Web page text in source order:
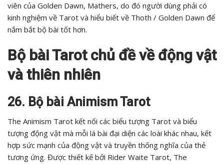
viên của Golden Dawn, Mathers, do đó người dùng phải có
kinh nghiệm về Tarot và hiểu biết về Thoth / Golden Dawn để
nắm bắt bộ bài tốt hơn.
Bộ bài Tarot chủ đề về động vật
và thiên nhiên
26. Bộ bài Animism Tarot
The Animism Tarot kết nối các biểu tượng Tarot và biểu
tượng động vật mà mỗi lá bài đại diện các loài khác nhau, kết
hợp sức mạnh của động vật và truyền thống nghĩa của thẻ
tương ứng. Được thiết kế bởi Rider Waite Tarot, The